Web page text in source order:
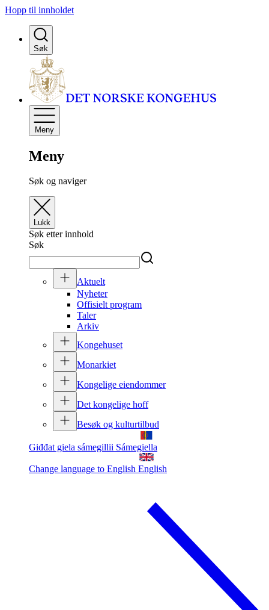
Hopp til innholdet
Søk
Meny
Meny
Søk og naviger
Lukk
Søk etter innhold
Søk
Aktuelt
Nyheter
Offisielt program
Taler
Arkiv
Kongehuset
Monarkiet
Kongelige eiendommer
Det kongelige hoff
Besøk og kulturtilbud
Giđđat giela sámegillii Sámegiella
Change language to English English